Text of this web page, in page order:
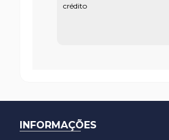
crédito
INFORMAÇÕES